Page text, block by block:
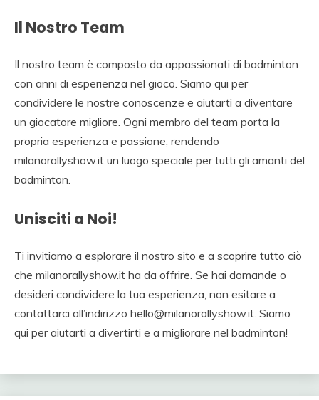
Il Nostro Team
Il nostro team è composto da appassionati di badminton
con anni di esperienza nel gioco. Siamo qui per
condividere le nostre conoscenze e aiutarti a diventare
un giocatore migliore. Ogni membro del team porta la
propria esperienza e passione, rendendo
milanorallyshow.it un luogo speciale per tutti gli amanti del
badminton.
Unisciti a Noi!
Ti invitiamo a esplorare il nostro sito e a scoprire tutto ciò
che milanorallyshow.it ha da offrire. Se hai domande o
desideri condividere la tua esperienza, non esitare a
contattarci all’indirizzo hello@milanorallyshow.it . Siamo
qui per aiutarti a divertirti e a migliorare nel badminton!